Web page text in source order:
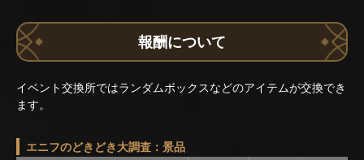
報酬について
イベント交換所ではランダムボックスなどのアイテムが交換でき
ます。
エニフのどきどき大調査：景品